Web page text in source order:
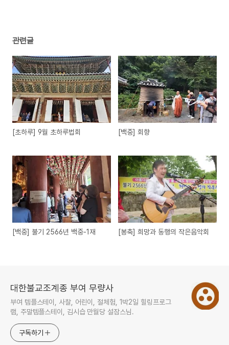
관련글
[초하루] 9월 초하루법회 [백중] 회향
[백중] 불기 2566년 백중-1재 [봉축] 희망과 동행의 작은음악회
대한불교조계종 부여 무량사
부여 템플스테이, 사찰, 어린이, 절체험, 1박2일 힐링프로그
램, 주말템플스테이, 김시습 만월당 설잠스님.
구독하기